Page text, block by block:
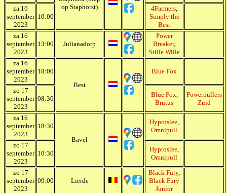
op Staphorst)
za 16
september
2023
10:00
4Farmers
Simply the
Best
za 16
september
2023
13:00 Julianadorp
Power
Breaker,
Stille Wille
za 16
september
2023
18:00
Best
Blue Fox
zo 17
september
2023
08:30
Blue Fox
Brutus
Powerpullers
Zuid
za 16
september
2023
18:30
Bavel
Hyproslee
Omnipull
zo 17
september
2023
10:30
Hyproslee
Omnipull
zo 17
september
2023
09:00 Lierde
Black Fury,
Black Fury
Junior